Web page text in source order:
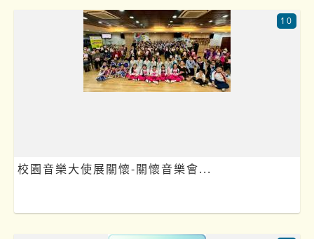
校園音樂大使展關懷-關懷音樂會...
10